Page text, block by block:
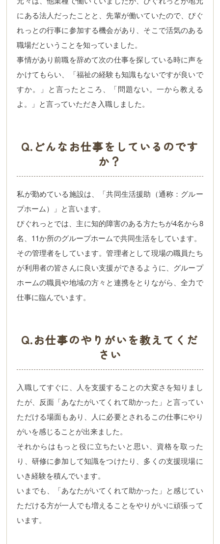
にある法人だったことと、先輩が働いていたので、ぴぐ
れっとの行事に参加する機会があり、そこで活気のある
職場だということを知っていました。
事情があり前職を辞めて次の仕事を探している時に声を
かけてもらい、「福祉の経験も知識もないですが良いで
すか。」と言ったところ、「問題ない。一から教える
よ。」と言っていただき入職しました。
Q.どんなお仕事をしているのです
か？
私が勤めている施設は、「共同生活援助（通称：グルー
プホーム）」と言います。
ぴぐれっとでは、主に知的障害のある方たちが4名から8
名、11か所のグループホームで共同生活をしています。
その管理者をしています。管理者として現場の職員たち
が利用者の皆さんに良い支援ができるように、グループ
ホームの職員や地域の方々と連携をとりながら、全力で
仕事に臨んでいます。
Q.お仕事のやりがいを教えてくだ
さい
入職してすぐに、人を支援することの大変さを知りまし
たが、反面「あなたがいてくれて助かった」と言ってい
ただける場面もあり、人に必要とされるこの仕事にやり
がいを感じることが出来ました。
それからはもっと役に立ちたいと思い、資格を取った
り、研修に参加して知識をつけたり、多くの支援現場に
いき経験を積んでいます。
いまでも、「あなたがいてくれて助かった」と感じてい
ただける方が一人でも増えることをやりがいに頑張って
います。